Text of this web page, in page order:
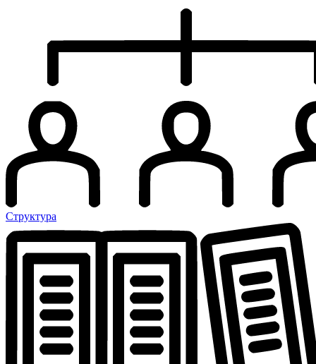
Структура